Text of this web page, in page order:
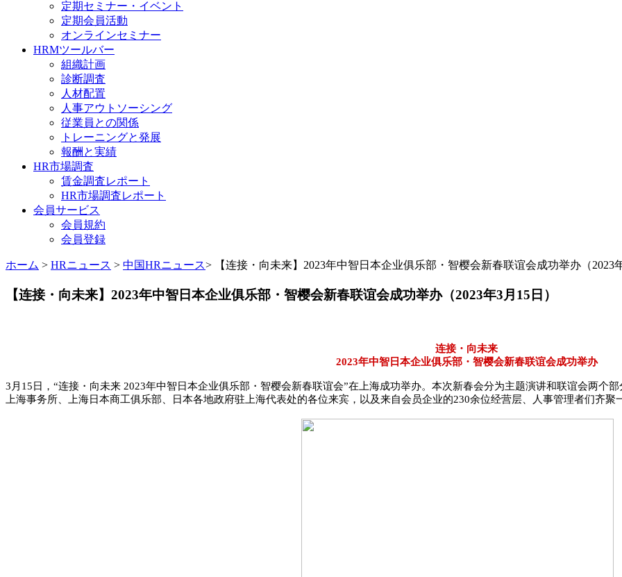
定期セミナー・イベント
定期会員活動
オンラインセミナー
HRMツールバー
組織計画
診断調査
人材配置
人事アウトソーシング
従業員との関係
トレーニングと発展
報酬と実績
HR市場調査
賃金調査レポート
HR市場調査レポート
会員サービス
会員規約
会員登録
ホーム > HRニュース > 中国HRニュース> 【连接・向未来】2023年中智日本企业俱乐部・智樱会新春联谊会成功举办（2023
【连接・向未来】2023年中智日本企业俱乐部・智樱会新春联谊会成功举办（2023年3月15日）
连接・向未来
2023年中智日本企业俱乐部・智樱会新春联谊会成功举办
3月15日，“连接・向未来 2023年中智日本企业俱乐部・智樱会新春联谊会”在上海成功举办。本次新春会分为主题演讲和联谊会两个
上海事务所、上海日本商工俱乐部、日本各地政府驻上海代表处的各位来宾，以及来自会员企业的230余位经营层、人事管理者们齐聚